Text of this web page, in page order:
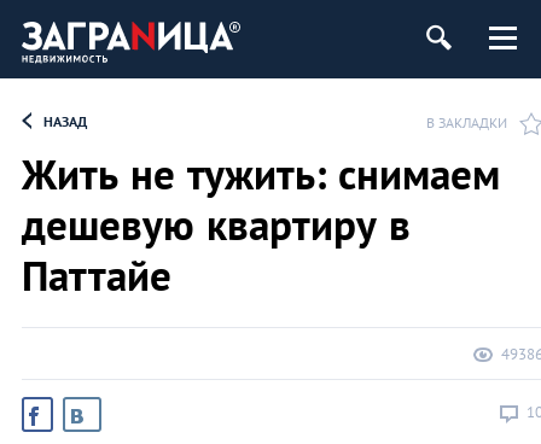
НАЗАД В ЗАКЛАДКИ
Жить не тужить: снимаем
дешевую квартиру в
Паттайе